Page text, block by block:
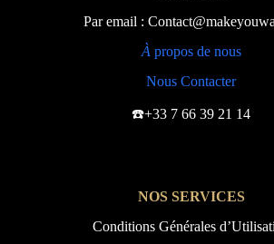
Par email :
À propos de nous
Nous Contacter
☎️+33 7 66 39 21 14
NOS SERVICES
Conditions Générales